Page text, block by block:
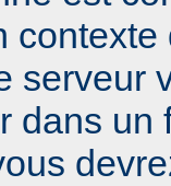
contexte
serveur
dans un